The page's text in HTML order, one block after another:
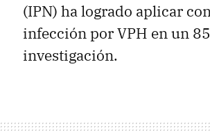
(IPN) ha logrado aplicar
infección por VPH en un
investigación.